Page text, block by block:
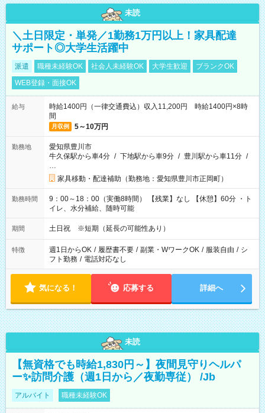
未読
＼土日限定・単発／1勤務1万円以上！家具配達
サポート◎大学生活躍中
派遣 職種未経験OK 社会人未経験OK 大学生歓迎
ブランクOK
WEB登録・面接OK
給与
時給1400円（一律交通費込）収入11,200円 時給1400円×8時
間
月収例 5～10万円
勤務地
愛知県豊川市
牛久保駅から車4分 / 下地駅から車9分 / 豊川駅から車11分 /
…
家具移動・配達補助（勤務地：愛知県豊川市正岡町）
勤務時間
9：00～18：00（実働8時間） 【残業】なし 【休憩】60分 ・ト
イレ、水分補給、随時可能
期間 土日祝 ※短期（延長の可能性あり）
特徴 週1日からOK / 履歴書不要 / 副業・WワークOK / 服装自由 / シ
フト勤務 / 電話対応なし
気になる！ 応募する 詳細へ
未読
【無資格でも時給1,830円～】夜間見守りヘルパ
ー✨訪問介護（週1日から／夜勤専従） /Jb
アルバイト 職種未経験OK